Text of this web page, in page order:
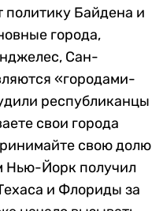
Байдена и
города,
Сан-
«городами-
республиканцы
свои города
свою долю
Нью-Йорк получил
и Флориды за